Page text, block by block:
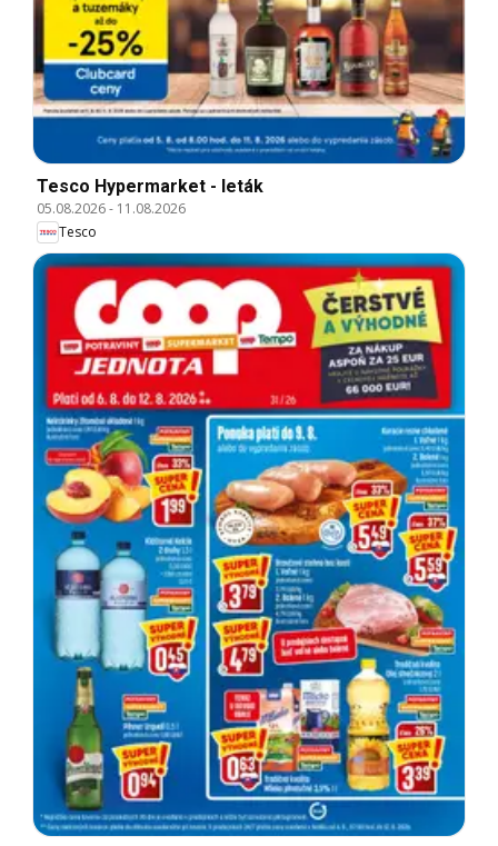
Tesco Hypermarket - leták
05.08.2026- 11.08.2026
Tesco